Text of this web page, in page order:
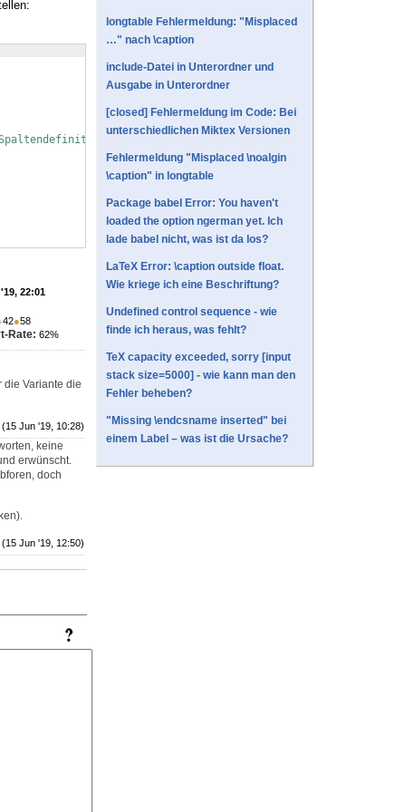
22:01
42●58
Rate: 62%
die Variante die
(15 Jun '19, 10:28)
keine
erwünscht.
doch
(15 Jun '19, 12:50)
longtable Fehlermeldung: "Misplaced
…" nach \caption
include-Datei in Unterordner und
Ausgabe in Unterordner
[closed] Fehlermeldung im Code: Bei
unterschiedlichen Miktex Versionen
Fehlermeldung "Misplaced \noalgin
\caption" in longtable
Package babel Error: You haven't
loaded the option ngerman yet. Ich
lade babel nicht, was ist da los?
LaTeX Error: \caption outside float.
Wie kriege ich eine Beschriftung?
Undefined control sequence - wie
finde ich heraus, was fehlt?
TeX capacity exceeded, sorry [input
stack size=5000] - wie kann man den
Fehler beheben?
"Missing \endcsname inserted" bei
einem Label – was ist die Ursache?